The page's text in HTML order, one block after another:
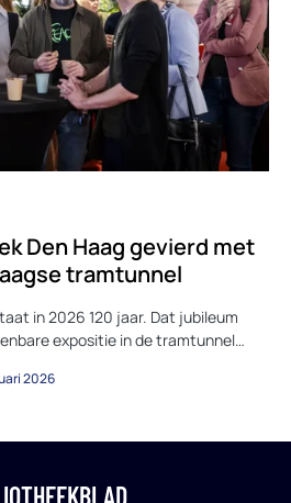
Den Haag gevierd met
tramtunnel
in 2026 120 jaar. Dat jubileum
expositie in de tramtunnel…
2026